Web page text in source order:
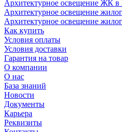
Архитектурное освещение ЖК
Архитектурное освещение
Архитектурное освещение
Как купить
Условия оплаты
Условия доставки
Гарантия на товар
О компании
О нас
База знаний
Новости
Документы
Карьера
Реквизиты